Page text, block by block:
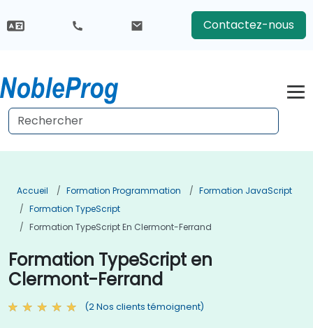
Contactez-nous
Accueil Formation Programmation
Formation JavaScript
Formation TypeScript
Formation TypeScript En Clermont-Ferrand
Formation TypeScript en
Clermont-Ferrand
(2 Nos clients témoignent)